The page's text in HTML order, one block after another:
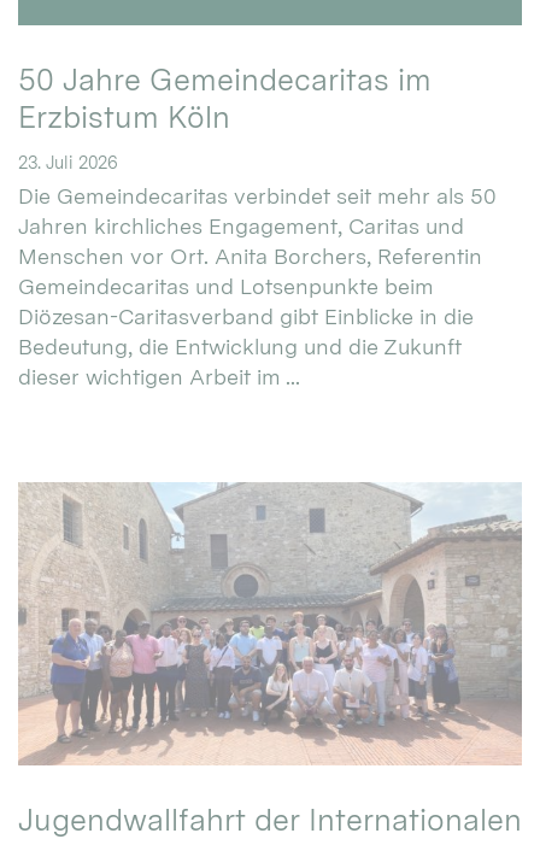
50 Jahre Gemeindecaritas im
Erzbistum Köln
23. Juli 2026
Die Gemeindecaritas verbindet seit mehr als 50
Jahren kirchliches Engagement, Caritas und
Menschen vor Ort. Anita Borchers, Referentin
Gemeindecaritas und Lotsenpunkte beim
Diözesan-Caritasverband gibt Einblicke in die
Bedeutung, die Entwicklung und die Zukunft
dieser wichtigen Arbeit im ...
Jugendwallfahrt der Internationalen